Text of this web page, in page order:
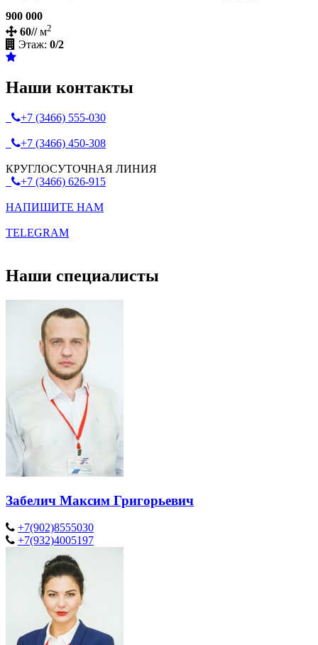
900 000
60//м2
Этаж: 0/2
Наши контакты
+7 (3466) 555-030
+7 (3466) 450-308
КРУГЛОСУТОЧНАЯ ЛИНИЯ
+7 (3466) 626-915
НАПИШИТЕ НАМ
TELEGRAM
Наши специалисты
Забелич Максим Григорьевич
+7(902)8555030
+7(932)4005197